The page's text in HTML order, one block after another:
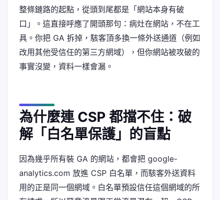
整條鏈路的起點，從頭到尾都是「網站本身有破
口」。這直接呼應了開頭那句：病灶在網站，不在工
具。你把 GA 拆掉，駭客頂多換一條外送通道（例如
改用其他受信任的第三方網域），但你網站被攻破的
事實沒變，資料一樣會漏。
為什麼連 CSP 都擋不住：破
解「白名單保護」的盲點
因為幾乎所有裝 GA 的網站，都會把 google-
analytics.com 放進 CSP 白名單，而駭客外送資料
用的正是同一個網域。白名單預設信任這個網域的所